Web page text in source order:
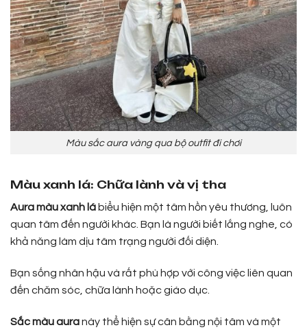
Màu sắc aura vàng qua bộ outfit đi chơi
Màu xanh lá: Chữa lành và vị tha
Aura màu xanh lá biểu hiện một tâm hồn yêu thương, luôn
quan tâm đến người khác. Bạn là người biết lắng nghe, có
khả năng làm dịu tâm trạng người đối diện.
Bạn sống nhân hậu và rất phù hợp với công việc liên quan
đến chăm sóc, chữa lành hoặc giáo dục.
Sắc màu auranày thể hiện sự cân bằng nội tâm và một